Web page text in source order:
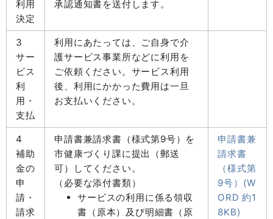
利用
決定
承認通知書を送付します。
3
サー
ビス
利
用・
支払
利用にあたっては、ご自身で介
護サービス事業所などに利用を
ご依頼ください。サービス利用
後、利用にかかった費用は一旦
お支払いください。
4
補助
金の
申
請・
請求
申請書兼請求書（様式第9号）を
市健康づくり課に提出（郵送
可）してください。
（必要な添付書類）
サービスの利用に係る領収
書（原本）及び明細書（原
申請書兼
請求書
（様式第
9号）(W
ORD 約1
8KB)